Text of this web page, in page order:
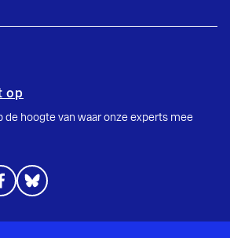
op
de hoogte van waar onze experts mee